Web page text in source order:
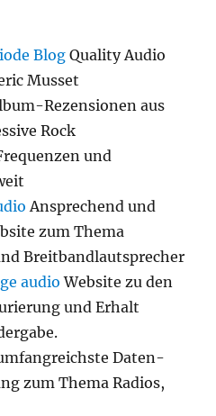
Blog Quality Audio
Musset
Rezensionen aus
Rock
und
Ansprechend und
zum Thema
Breitbandlautsprecher
audio Website zu den
und Erhalt
Daten-
zum Thema Radios,